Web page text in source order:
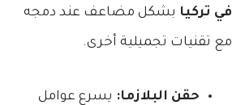
في تركيا بشكل مضاعف عند دمجه
مع تقنيات تجميلية أخرى.
حقن البلازما: يسرع عوامل